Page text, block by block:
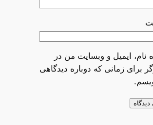
نام، ایمیل و وبسایت من در
برای زمانی که دوباره دیدگاهی